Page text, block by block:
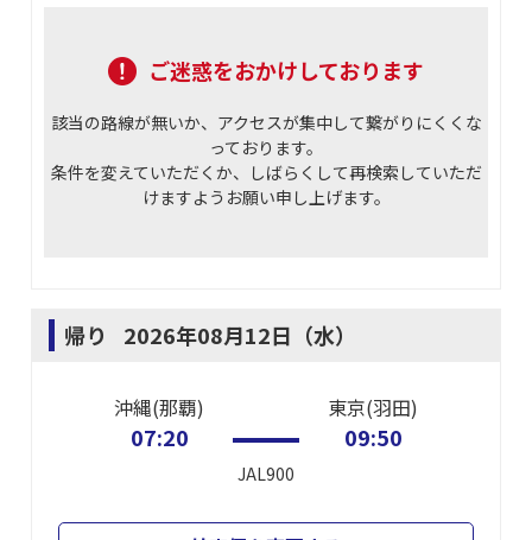
ご迷惑をおかけしております
該当の路線が無いか、アクセスが集中して繋がりにくくな
っております。
条件を変えていただくか、しばらくして再検索していただ
けますようお願い申し上げます。
帰り 2026年08月12日（水）
沖縄(那覇)
07:20
JAL900
東京(羽田)
09:50